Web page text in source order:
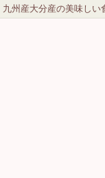
九州産大分産の美味し